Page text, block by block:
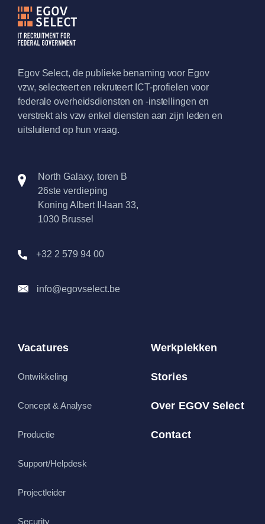
Egov Select, de publieke benaming voor Egov
vzw, selecteert en rekruteert ICT-profielen voor
federale overheidsdiensten en -instellingen en
verstrekt als vzw enkel diensten aan zijn leden en
uitsluitend op hun vraag.
North Galaxy, toren B
26ste verdieping
Koning Albert II-laan 33,
1030 Brussel
+32 2 579 94 00
info@egovselect.be
Vacatures
Ontwikkeling
Concept & Analyse
Productie
Support/Helpdesk
Projectleider
Security
Werkplekken
Stories
Over EGOV Select
Contact